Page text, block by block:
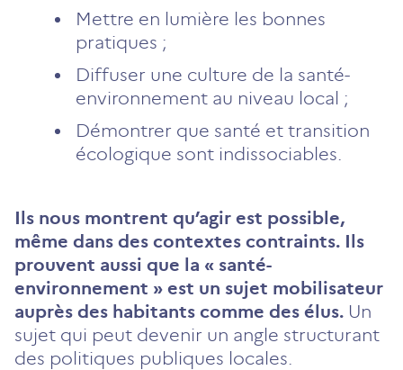
Mettre en lumière les bonnes
pratiques ;
Diffuser une culture de la santé-
environnement au niveau local ;
Démontrer que santé et transition
écologique sont indissociables.
Ils nous montrent qu’agir est possible,
même dans des contextes contraints. Ils
prouvent aussi que la « santé-
environnement » est un sujet mobilisateur
auprès des habitants comme des élus. Un
sujet qui peut devenir un angle structurant
des politiques publiques locales.